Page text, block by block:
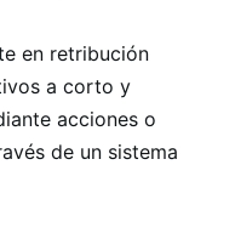
en retribución
a corto y
acciones o
de un sistema